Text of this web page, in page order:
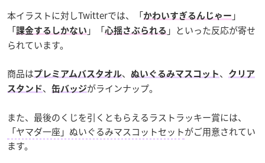
本イラストに対しTwitterでは、「かわいすぎるんじゃー 」
「課金するしかない 」「心揺さぶられる 」といった反応が寄せ
られています。
商品はプレミアムバスタオル、 ぬいぐるみマスコット 、
クリア
スタンド、 缶バッジがラインナップ。
また、最後のくじを引くともらえるラストラッキー賞には、
「ヤマダ一座」ぬいぐるみマスコットセットがご用意されてい
ます。